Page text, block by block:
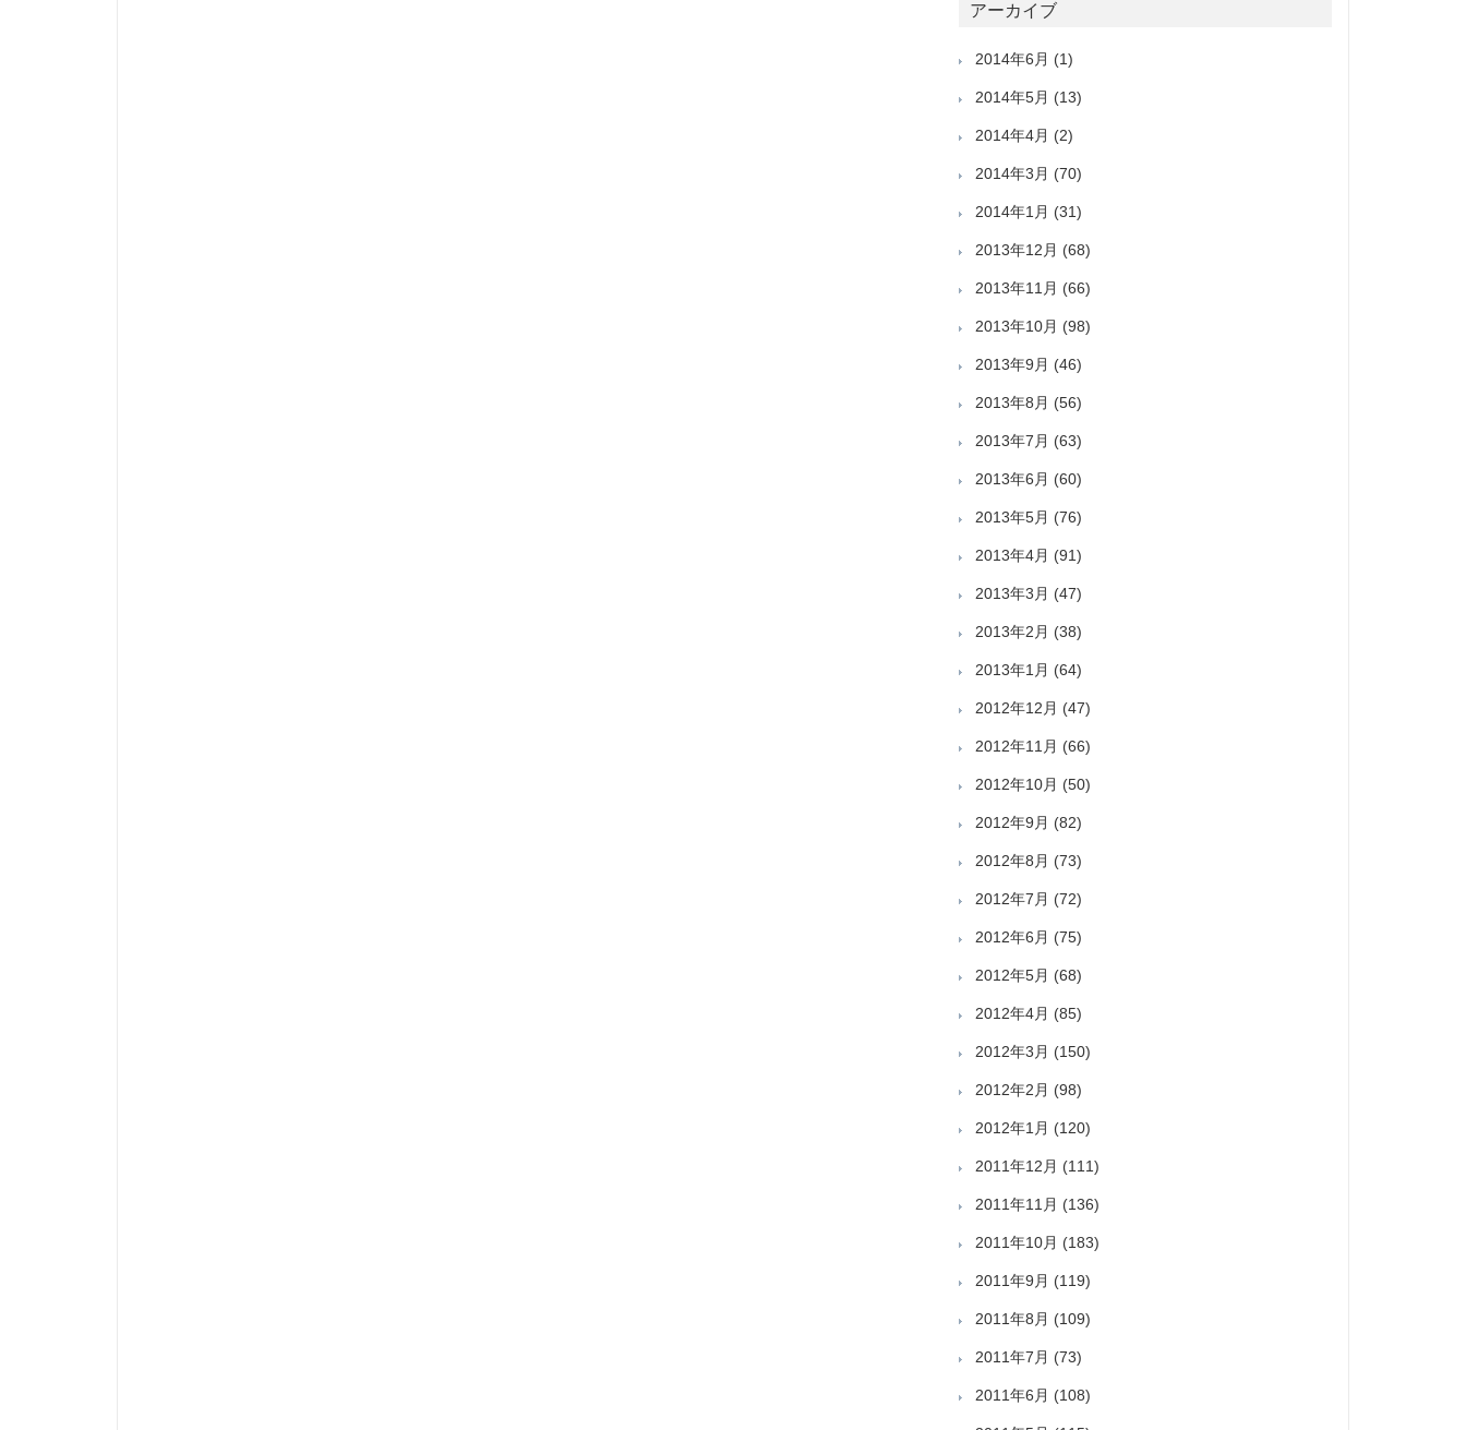
アーカイブ
2014年6月 (1)
2014年5月 (13)
2014年4月 (2)
2014年3月 (70)
2014年1月 (31)
2013年12月 (68)
2013年11月 (66)
2013年10月 (98)
2013年9月 (46)
2013年8月 (56)
2013年7月 (63)
2013年6月 (60)
2013年5月 (76)
2013年4月 (91)
2013年3月 (47)
2013年2月 (38)
2013年1月 (64)
2012年12月 (47)
2012年11月 (66)
2012年10月 (50)
2012年9月 (82)
2012年8月 (73)
2012年7月 (72)
2012年6月 (75)
2012年5月 (68)
2012年4月 (85)
2012年3月 (150)
2012年2月 (98)
2012年1月 (120)
2011年12月 (111)
2011年11月 (136)
2011年10月 (183)
2011年9月 (119)
2011年8月 (109)
2011年7月 (73)
2011年6月 (108)